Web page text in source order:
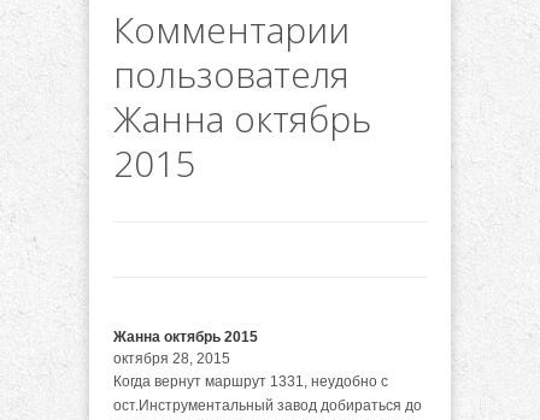
Комментарии
пользователя
Жанна октябрь
2015
Жанна октябрь 2015
октября 28, 2015
Когда вернут маршрут 1331, неудобно с
ост.Инструментальный завод добираться до